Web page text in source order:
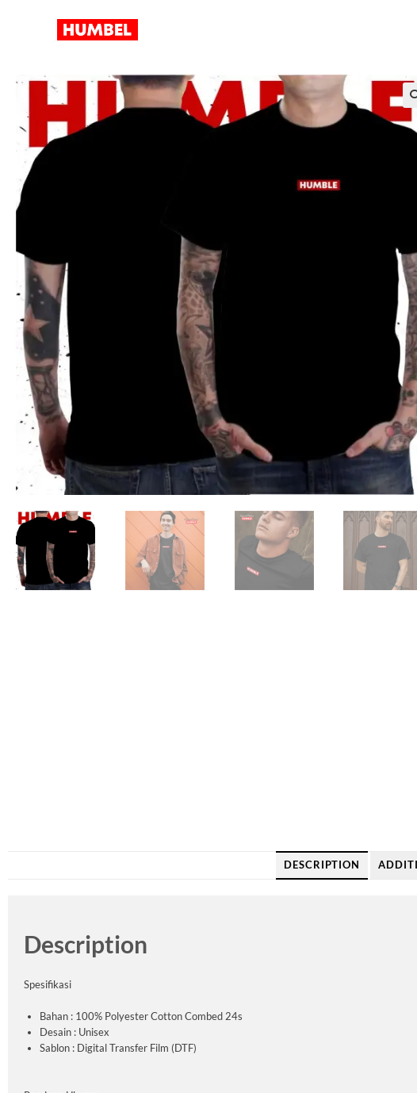
DESCRIPTION
Description
Spesifikasi
Bahan : 100% Polyester Cotton Combed 24s
Desain : Unisex
Sablon : Digital Transfer Film (DTF)